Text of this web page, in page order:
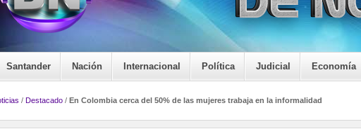
Santander Nación Internacional Política Judicial Economía
/ Destacado / En Colombia cerca del 50% de las mujeres trabaja en la informalidad